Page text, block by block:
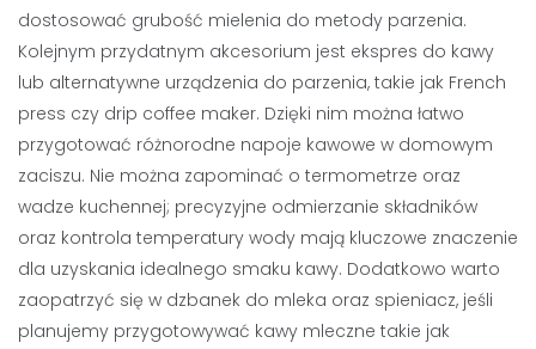
dostosować grubość mielenia do metody parzenia.
Kolejnym przydatnym akcesorium jest ekspres do kawy
lub alternatywne urządzenia do parzenia, takie jak French
press czy drip coffee maker. Dzięki nim można łatwo
przygotować różnorodne napoje kawowe w domowym
zaciszu. Nie można zapominać o termometrze oraz
wadze kuchennej; precyzyjne odmierzanie składników
oraz kontrola temperatury wody mają kluczowe znaczenie
dla uzyskania idealnego smaku kawy. Dodatkowo warto
zaopatrzyć się w dzbanek do mleka oraz spieniacz, jeśli
planujemy przygotowywać kawy mleczne takie jak